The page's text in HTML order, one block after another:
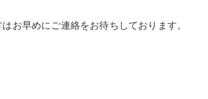
お早めにご連絡をお待ちしております。